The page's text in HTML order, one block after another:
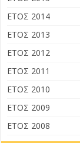
ΕΤΟΣ 2014
ΕΤΟΣ 2013
ΕΤΟΣ 2012
ΕΤΟΣ 2011
ΕΤΟΣ 2010
ΕΤΟΣ 2009
ΕΤΟΣ 2008